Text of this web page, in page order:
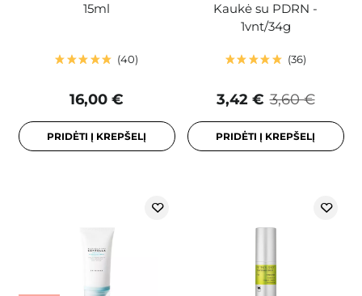
15ml
40
16,00 €
PRIDĖTI Į KREPŠELĮ
Kaukė su PDRN -
1vnt/34g
36
3,60 €
3,42 €
PRIDĖTI Į KREPŠELĮ